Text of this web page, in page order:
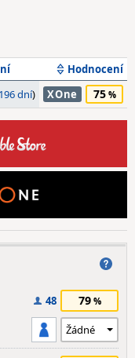
Hodnocení
dní) XOne 75
48 79